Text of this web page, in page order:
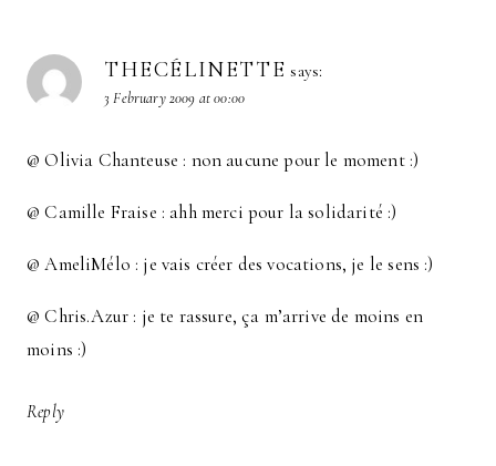
THECÉLINETTE says:
3 February 2009 at 00:00
@ Olivia Chanteuse : non aucune pour le moment :)
@ Camille Fraise : ahh merci pour la solidarité :)
@ AmeliMélo : je vais créer des vocations, je le sens :)
@ Chris.Azur : je te rassure, ça m’arrive de moins en
moins :)
Reply